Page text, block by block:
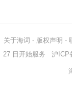
关于海词 - 版权声明 -
27 日开始服务 沪ICP